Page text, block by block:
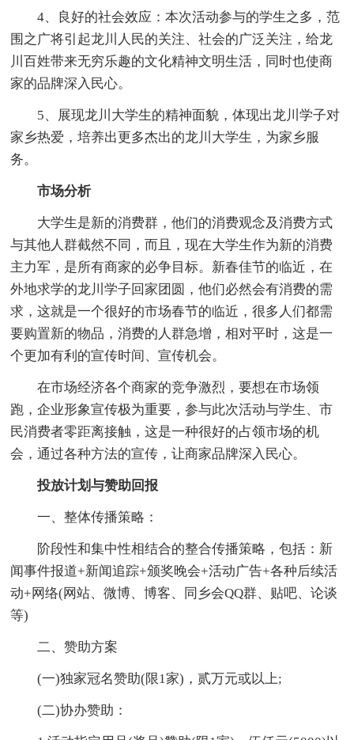
4、良好的社会效应：本次活动参与的学生之多，范
围之广将引起龙川人民的关注、社会的广泛关注，给龙
川百姓带来无穷乐趣的文化精神文明生活，同时也使商
家的品牌深入民心。
5、展现龙川大学生的精神面貌，体现出龙川学子对
家乡热爱，培养出更多杰出的龙川大学生，为家乡服
务。
市场分析
大学生是新的消费群，他们的消费观念及消费方式
与其他人群截然不同，而且，现在大学生作为新的消费
主力军，是所有商家的必争目标。新春佳节的临近，在
外地求学的龙川学子回家团圆，他们必然会有消费的需
求，这就是一个很好的市场春节的临近，很多人们都需
要购置新的物品，消费的人群急增，相对平时，这是一
个更加有利的宣传时间、宣传机会。
在市场经济各个商家的竞争激烈，要想在市场领
跑，企业形象宣传极为重要，参与此次活动与学生、市
民消费者零距离接触，这是一种很好的占领市场的机
会，通过各种方法的宣传，让商家品牌深入民心。
投放计划与赞助回报
一、整体传播策略：
阶段性和集中性相结合的整合传播策略，包括：新
闻事件报道+新闻追踪+颁奖晚会+活动广告+各种后续活
动+网络(网站、微博、博客、同乡会QQ群、贴吧、论谈
等)
二、赞助方案
(一)独家冠名赞助(限1家)，贰万元或以上;
(二)协办赞助：